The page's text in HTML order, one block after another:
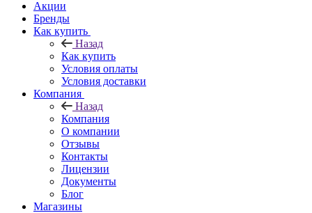
Акции
Бренды
Как купить
Назад
Как купить
Условия оплаты
Условия доставки
Компания
Назад
Компания
О компании
Отзывы
Контакты
Лицензии
Документы
Блог
Магазины